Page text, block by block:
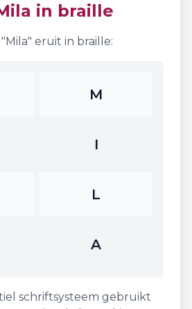
in braille
Mila" eruit in braille:
M
I
L
A
schriftsysteem gebruikt